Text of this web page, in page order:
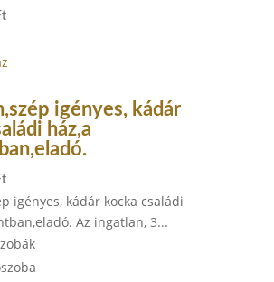
igényes, kádár
ház,a
igényes, kádár kocka családi
Az ingatlan, 3...